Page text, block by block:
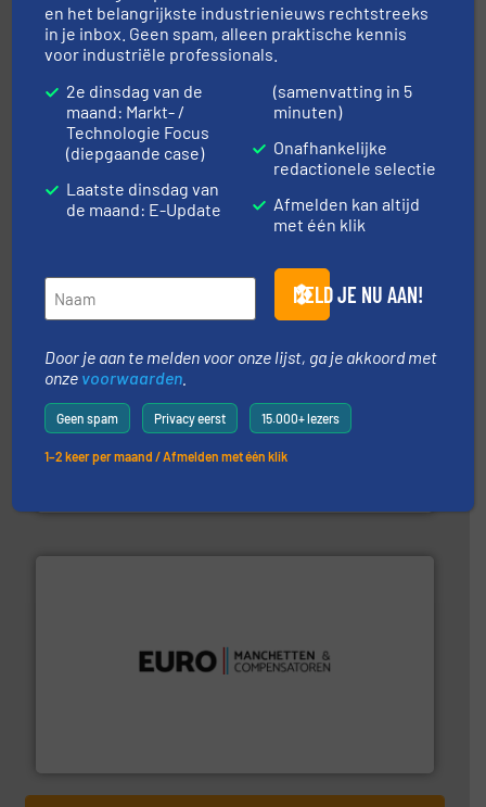
AB Weegtechniek (ABW) biedt naast een breed scala
aan weegapparatuur en -componenten diverse
geautomatiseerde weegoplossingen.Meer info ➜
Sinds 1845 is Robbe Industries nv gespecialiseerd in
weeg-, verpakking- en transportprocessen die klanten
in verschillende sectoren hebben geholpen.Meer info
➜
en het belangrijkste industrienieuws rechtstreeks
in je inbox. Geen spam, alleen praktische kennis
voor industriële professionals.
2e dinsdag van de
maand: Markt- /
Technologie Focus
(diepgaande case)
Laatste dinsdag van
de maand: E-Update
(samenvatting in 5
minuten)
Onafhankelijke
redactionele selectie
Afmelden kan altijd
met één klik
MELD JE NU AAN!
Door je aan te melden voor onze lijst, ga je akkoord met
onze voorwaarden
Geen spam Privacy eerst 15.000+ lezers
1–2 keer per maand / Afmelden met één klik